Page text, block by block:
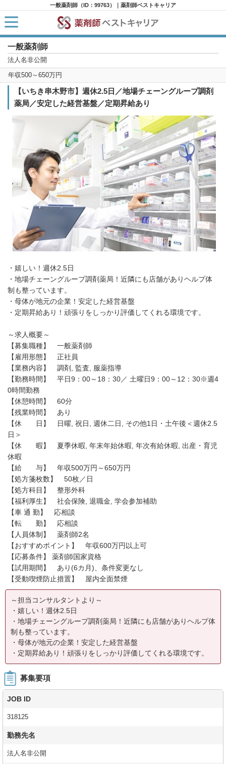
一般薬剤師（ID：99763）｜薬剤師ベストキャリア
一般薬剤師
法人名非公開
年収500～650万円
【いちき串木野市】週休2.5日／地場チェーングループ調剤
薬局／安定した経営基盤／定期昇給あり
・嬉しい！週休2.5日
・地場チェーングループ調剤薬局！近隣にも店舗がありヘルプ体
制も整っています。
・母体が地元の企業！安定した経営基盤
・定期昇給あり！頑張りをしっかり評価してくれる環境です。
～求人概要～
【募集職種】 一般薬剤師
【雇用形態】 正社員
【業務内容】 調剤, 監査, 服薬指導
【勤務時間】 平日9：00～18：30／ 土曜日9：00～12：30※週4
0時間勤務
【休憩時間】 60分
【残業時間】 あり
【休 日】 日曜, 祝日, 週休二日, その他1日・土午後＜週休2.5
日＞
【休 暇】 夏季休暇, 年末年始休暇, 年次有給休暇, 出産・育児
休暇
【給 与】 年収500万円～650万円
【処方箋枚数】 50枚／日
【処方科目】 整形外科
【福利厚生】 社会保険, 退職金, 学会参加補助
【車 通 勤】 応相談
【転 勤】 応相談
【人員体制】 薬剤師2名
【おすすめポイント】 年収600万円以上可
【応募条件】 薬剤師国家資格
【試用期間】 あり(6カ月)、条件変更なし
【受動喫煙防止措置】 屋内全面禁煙
～担当コンサルタントより～
・嬉しい！週休2.5日
・地場チェーングループ調剤薬局！近隣にも店舗がありヘルプ体
制も整っています。
・母体が地元の企業！安定した経営基盤
・定期昇給あり！頑張りをしっかり評価してくれる環境です。
募集要項
JOB ID
318125
勤務先名
法人名非公開
HOME
求人検索
新着求人
求人ランキング
キャリアアドバイザー紹介
コラム
転職支援サービスに申し込む